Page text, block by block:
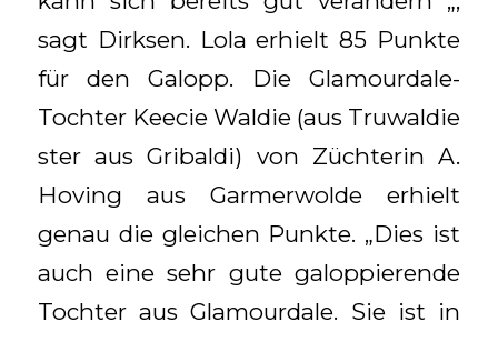
sagt Dirksen. Lola erhielt 85 Punkte
für den Galopp. Die Glamourdale-
Tochter Keecie Waldie (aus Truwaldie
ster aus Gribaldi) von Züchterin A.
Hoving aus Garmerwolde erhielt
genau die gleichen Punkte. „Dies ist
auch eine sehr gute galoppierende
Tochter aus Glamourdale. Sie ist in